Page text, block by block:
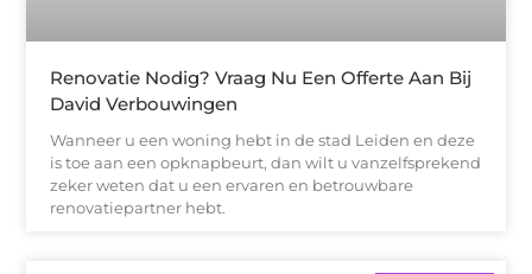
Renovatie Nodig? Vraag Nu Een Offerte Aan Bij
David Verbouwingen
Wanneer u een woning hebt in de stad Leiden en deze
is toe aan een opknapbeurt, dan wilt u vanzelfsprekend
zeker weten dat u een ervaren en betrouwbare
renovatiepartner hebt.